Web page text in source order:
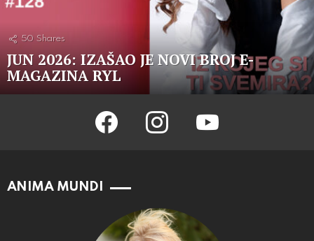
50 Shares
JUN 2026: IZAŠAO JE NOVI BROJ E-
MAGAZINA RYL
facebook instagram youtube
ANIMA MUNDI